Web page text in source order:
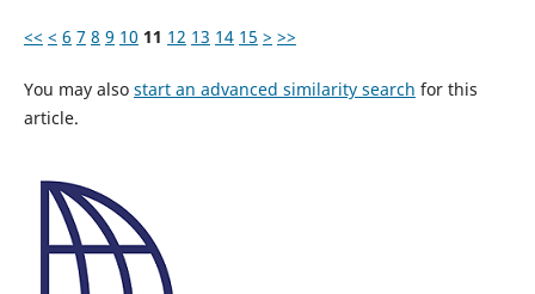
<< < 6 7 8 9 10 11 12 13 14 15 > >>
You may also start an advanced similarity search for this
article.